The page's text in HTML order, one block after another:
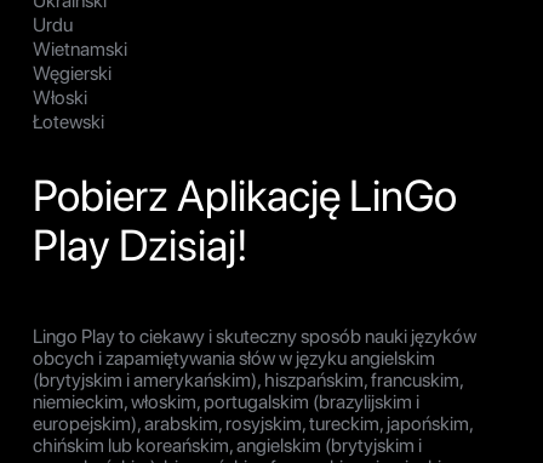
Urdu
Wietnamski
Węgierski
Włoski
Łotewski
Pobierz Aplikację LinGo
Play Dzisiaj!
Lingo Play to ciekawy i skuteczny sposób nauki języków
obcych i zapamiętywania słów w języku angielskim
(brytyjskim i amerykańskim), hiszpańskim, francuskim,
niemieckim, włoskim, portugalskim (brazylijskim i
europejskim), arabskim, rosyjskim, tureckim, japońskim,
chińskim lub koreańskim, angielskim (brytyjskim i